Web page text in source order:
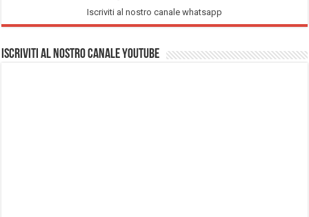
Iscriviti al nostro canale whatsapp
Iscriviti al nostro Canale Youtube